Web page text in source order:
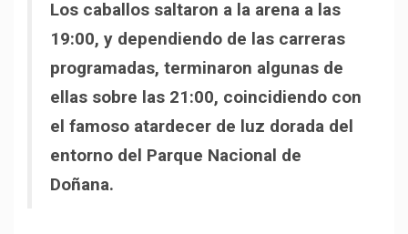
Los caballos saltaron a la arena a las
19:00, y dependiendo de las carreras
programadas, terminaron algunas de
ellas sobre las 21:00, coincidiendo con
el famoso atardecer de luz dorada del
entorno del Parque Nacional de
Doñana.